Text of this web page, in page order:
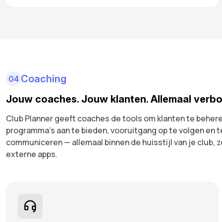
04 Coaching
Jouw coaches. Jouw klanten. Allemaal
Club Planner geeft coaches de tools om klanten te
programma's aan te bieden, vooruitgang op te volgen en
communiceren — allemaal binnen de huisstijl van je club,
externe apps.